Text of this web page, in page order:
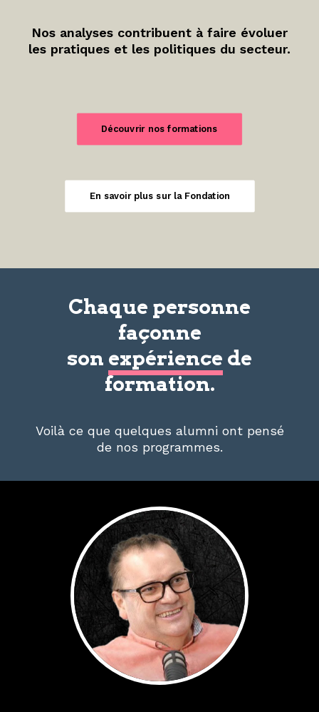
Nos analyses contribuent à faire évoluer
les pratiques et les politiques du secteur.
Découvrir nos formations
En savoir plus sur la Fondation
Chaque personne
façonne
son expérience de
formation.
Voilà ce que quelques alumni ont pensé
de nos programmes.